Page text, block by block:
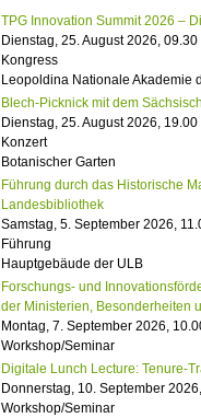
TPG Innovation Summit 2026 –
Dienstag, 25. August 2026,
Kongress
Leopoldina Nationale Akademie
Blech-Picknick mit dem
Dienstag, 25. August 2026,
Konzert
Botanischer Garten
Führung durch das Historische
Landesbibliothek
Samstag, 5. September 2026,
Führung
Hauptgebäude der ULB
Forschungs- und
der Ministerien, Besonderheiten
Montag, 7. September 2026,
Workshop/Seminar
Digitale Lunch Lecture: Tenure-
Donnerstag, 10. September
Workshop/Seminar